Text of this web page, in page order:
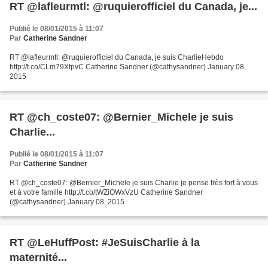
RT @lafleurmtl: @ruquierofficiel du Canada, je...
Publié le 08/01/2015 à 11:07
Par Catherine Sandner
RT @lafleurmtl: @ruquierofficiel du Canada, je suis CharlieHebdo
http://t.co/CLm79XtpvC Catherine Sandner (@cathysandner) January 08,
2015
RT @ch_coste07: @Bernier_Michele je suis
Charlie...
Publié le 08/01/2015 à 11:07
Par Catherine Sandner
RT @ch_coste07: @Bernier_Michele je suis Charlie je pense très fort à vous
et à votre famille http://t.co/tWZiOWxVzU Catherine Sandner
(@cathysandner) January 08, 2015
RT @LeHuffPost: #JeSuisCharlie à la
maternité...